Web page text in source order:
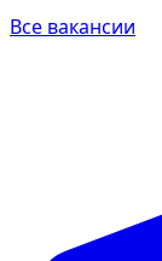
Все вакансии